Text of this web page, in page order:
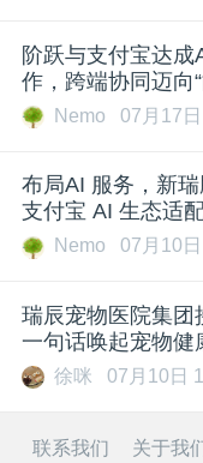
阶跃与支付宝达成
作，跨端协同迈向
Nemo 07月17
布局AI 服务，新
支付宝 AI 生态适
Nemo 07月10
瑞辰宠物医院集团
一句话唤起宠物健
徐咪 07月10日
联系我们 关于我